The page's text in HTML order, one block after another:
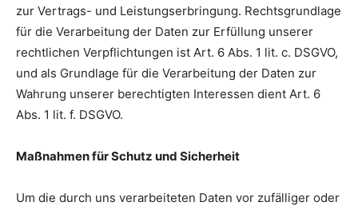
zur Vertrags- und Leistungserbringung. Rechtsgrundlage
für die Verarbeitung der Daten zur Erfüllung unserer
rechtlichen Verpflichtungen ist Art. 6 Abs. 1 lit. c. DSGVO,
und als Grundlage für die Verarbeitung der Daten zur
Wahrung unserer berechtigten Interessen dient Art. 6
Abs. 1 lit. f. DSGVO.
Maßnahmen für Schutz und Sicherheit
Um die durch uns verarbeiteten Daten vor zufälliger oder